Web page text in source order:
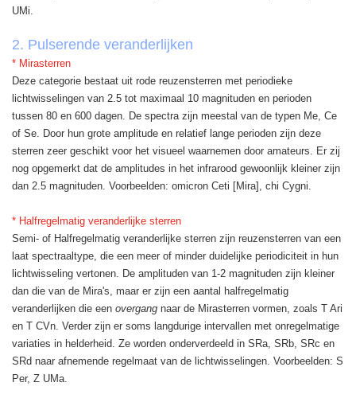
UMi.
2. Pulserende veranderlijken
* Mirasterren
Deze categorie bestaat uit rode reuzensterren met periodieke
lichtwisselingen van 2.5 tot maximaal 10 magnituden en perioden
tussen 80 en 600 dagen. De spectra zijn meestal van de typen Me, Ce
of Se. Door hun grote amplitude en relatief lange perioden zijn deze
sterren zeer geschikt voor het visueel waarnemen door amateurs. Er zij
nog opgemerkt dat de amplitudes in het infrarood gewoonlijk kleiner zijn
dan 2.5 magnituden. Voorbeelden: omicron Ceti [Mira], chi Cygni.
* Halfregelmatig veranderlijke sterren
Semi- of Halfregelmatig veranderlijke sterren zijn reuzensterren van een
laat spectraaltype, die een meer of minder duidelijke periodiciteit in hun
lichtwisseling vertonen. De amplituden van 1-2 magnituden zijn kleiner
dan die van de Mira's, maar er zijn een aantal halfregelmatig
veranderlijken die een overgang naar de Mirasterren vormen, zoals T Ari
en T CVn. Verder zijn er soms langdurige intervallen met onregelmatige
variaties in helderheid. Ze worden onderverdeeld in SRa, SRb, SRc en
SRd naar afnemende regelmaat van de lichtwisselingen. Voorbeelden: S
Per, Z UMa.